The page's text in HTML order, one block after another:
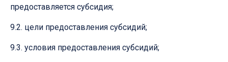
предоставляется субсидия;
9.2. цели предоставления субсидий;
9.3. условия предоставления субсидий;